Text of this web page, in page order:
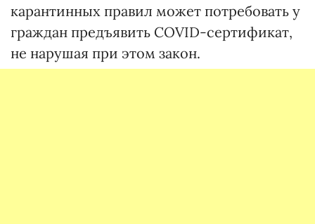
карантинных правил может потребовать у
граждан предъявить COVID-сертификат,
не нарушая при этом закон.